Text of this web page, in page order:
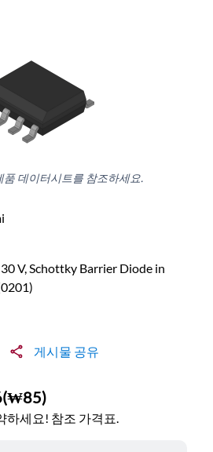
품 데이터시트를 참조하세요.
V, Schottky Barrier Diode in
게시물 공유
(₩85)
하세요! 참조 가격표.